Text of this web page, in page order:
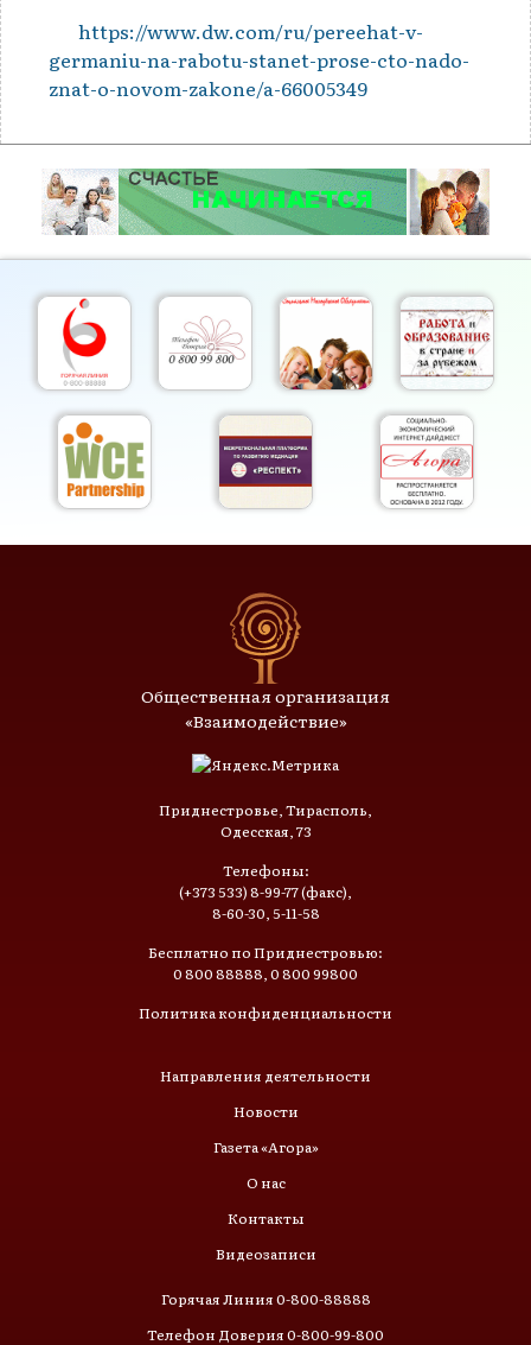
https://www.dw.com/ru/pereehat-v-
germaniu-na-rabotu-stanet-prose-cto-nado-
znat-o-novom-zakone/a-66005349
Общественная организация
«Взаимодействие»
Приднестровье, Тирасполь,
Одесская, 73
Телефоны:
(+373 533) 8-99-77 (факс),
8-60-30, 5-11-58
Бесплатно по Приднестровью:
0 800 88888, 0 800 99800
Политика конфиденциальности
Направления деятельности
Новости
Газета «Агора»
О нас
Контакты
Видеозаписи
Горячая Линия 0-800-88888
Телефон Доверия 0-800-99-800